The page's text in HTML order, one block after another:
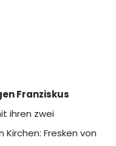
im
SieTorta
mit Wurst und
oder frische
Franziskus
ihren zwei
Fresken von